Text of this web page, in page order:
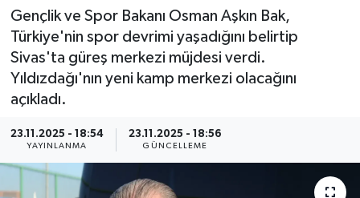
Gençlik ve Spor Bakanı Osman Aşkın Bak,
Türkiye'nin spor devrimi yaşadığını belirtip
Sivas'ta güreş merkezi müjdesi verdi.
Yıldızdağı'nın yeni kamp merkezi olacağını
açıkladı.
23.11.2025 - 18:54
YAYINLANMA
23.11.2025 - 18:56
GÜNCELLEME
MAGAZİN
ÖZEL HABER
RESMİ İLANLAR
SAĞLIK
SİYASET